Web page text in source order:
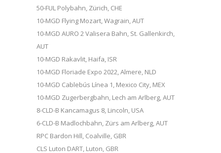
50-FUL Polybahn, Zürich, CHE
10-MGD Flying Mozart, Wagrain, AUT
10-MGD AURO 2 Valisera Bahn, St. Gallenkirch,
AUT
10-MGD Rakavlit, Haifa, ISR
10-MGD Floriade Expo 2022, Almere, NLD
10-MGD Cablebús Línea 1, Mexico City, MEX
10-MGD Zugerbergbahn, Lech am Arlberg, AUT
8-CLD-B Kancamagus 8, Lincoln, USA
6-CLD-B Madlochbahn, Zürs am Arlberg, AUT
RPC Bardon Hill, Coalville, GBR
CLS Luton DART, Luton, GBR